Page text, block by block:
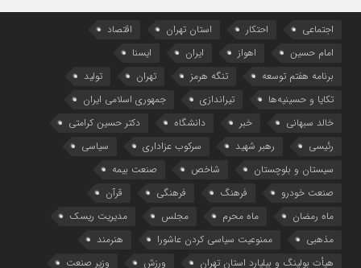
اجتماعی احتکار استان تهران
اقتصاد
امام حسین
اهواز ایران
ایسنا
برنامه هفتم توسعه
تنگه هرمز تهران
تولید
تکایا و حسینیه‌ها
تیراندازی
جمهوری اسلامی ایران
خالد سبهانی
خبر دانشگاه
دکتر حسین کرامتی
رئیسی
رهبر شهید سرکوب عزاداری
سیاسی
سیستان و بلوچستان
شاخص
صنعت بیمه
صنعت خودرو
فرهنگ فرهنگی
قرآن
ماه رمضان
ماه محرم مجلس
مدیریت ریسک
مذهبی
ممنوعیت سیاسی کردن عاشورا
هنرمند
هیأت بولینگ و بیلیارد استان تهران
ورزش وزیر صنعت